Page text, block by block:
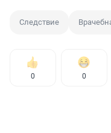
Следствие
0 0